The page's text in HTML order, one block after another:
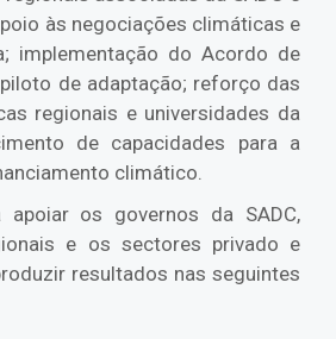
às negociações climáticas e
implementação do Acordo de
de adaptação; reforço das
regionais e universidades da
de capacidades para a
climático.
apoiar os governos da SADC,
e os sectores privado e
resultados nas seguintes